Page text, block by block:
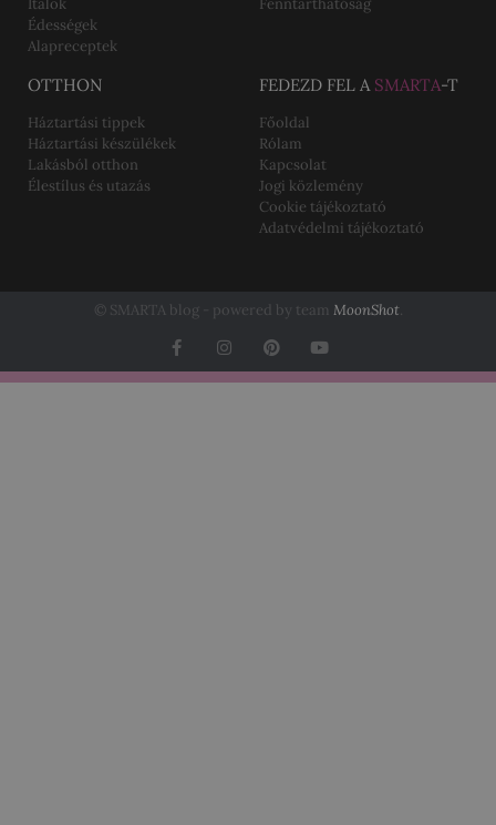
Édességek
Alapreceptek
OTTHON
Háztartási tippek
Háztartási készülékek
Lakásból otthon
Élestílus és utazás
FEDEZD FEL A SMARTA-T
Főoldal
Rólam
Kapcsolat
Jogi közlemény
Cookie tájékoztató
Adatvédelmi tájékoztató
© SMARTA blog - powered by team MoonShot.